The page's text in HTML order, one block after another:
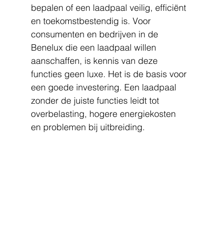
bepalen of een laadpaal veilig, efficiënt
en toekomstbestendig is. Voor
consumenten en bedrijven in de
Benelux die een laadpaal willen
aanschaffen, is kennis van deze
functies geen luxe. Het is de basis voor
een goede investering. Een laadpaal
zonder de juiste functies leidt tot
overbelasting, hogere energiekosten
en problemen bij uitbreiding.